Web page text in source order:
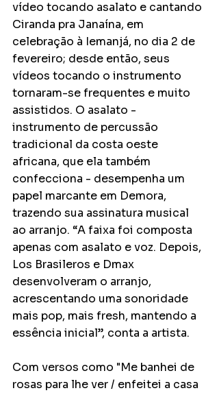
vídeo tocando asalato e cantando
Ciranda pra Janaína, em
celebração à Iemanjá, no dia 2 de
fevereiro; desde então, seus
vídeos tocando o instrumento
tornaram-se frequentes e muito
assistidos. O asalato -
instrumento de percussão
tradicional da costa oeste
africana, que ela também
confecciona - desempenha um
papel marcante em Demora,
trazendo sua assinatura musical
ao arranjo. “A faixa foi composta
apenas com asalato e voz. Depois,
Los Brasileros e Dmax
desenvolveram o arranjo,
acrescentando uma sonoridade
mais pop, mais fresh, mantendo a
essência inicial”, conta a artista.
Com versos como "Me banhei de
rosas para lhe ver / enfeitei a casa